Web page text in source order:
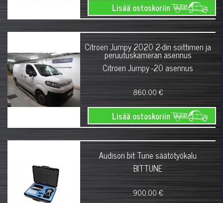
Lisää ostoskoriin
Citroen Jumpy 2020 2-din soittimen ja
peruutuskameran asennus
Citroen Jumpy -20 asennus
860.00 €
Lisää ostoskoriin
Audison bit Tune säätötyökalu
BITTUNE
900.00 €